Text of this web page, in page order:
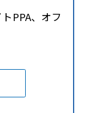
PPA、オフ